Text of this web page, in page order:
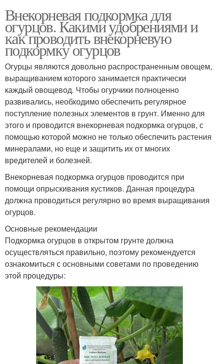
Внекорневая подкормка для
огурцов. Какими удобрениями и
как проводить внекорневую
подкормку огурцов
Огурцы являются довольно распространенным овощем,
выращиванием которого занимается практически
каждый овощевод. Чтобы огурчики полноценно
развивались, необходимо обеспечить регулярное
поступление полезных элементов в грунт. Именно для
этого и проводится внекорневая подкормка огурцов, с
помощью которой можно не только обеспечить растения
минералами, но еще и защитить их от многих
вредителей и болезней.
Внекорневая подкормка огурцов проводится при
помощи опрыскивания кустиков. Данная процедура
должна проводиться регулярно во время выращивания
огурцов.
Основные рекомендации
Подкормка огурцов в открытом грунте должна
осуществляться правильно, поэтому рекомендуется
ознакомиться с основными советами по проведению
этой процедуры: